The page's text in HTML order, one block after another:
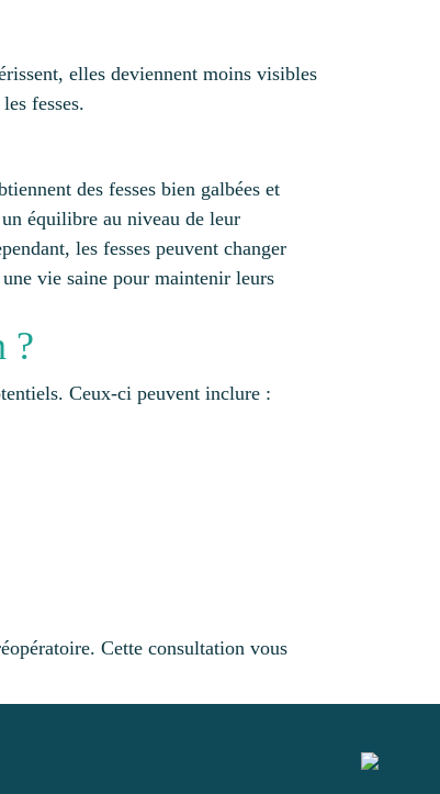
elles deviennent moins visibles
fesses.
des fesses bien galbées et
équilibre au niveau de leur
les fesses peuvent changer
vie saine pour maintenir leurs
?
Ceux-ci peuvent inclure :
Cette consultation vous